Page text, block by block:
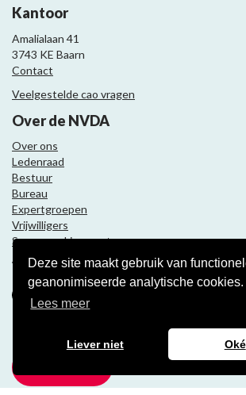
Deze site maakt gebruik van
geanonimiseerde analytische cookies.
Lees meer
Liever niet Oké
Kantoor
Amalialaan 41
3743 KE Baarn
Contact
Veelgestelde cao vragen
Over de NVDA
Over ons
Ledenraad
Bestuur
Bureau
Expertgroepen
Vrijwilligers
Samenwerkingspartners
Volg ons